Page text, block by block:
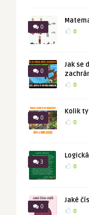
0
0
0
Jak se
0
0
Kolik
0
3
0
0
Jaké
0